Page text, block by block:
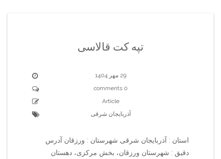
تپه کت قالاسی
29 مهر 1404
0 comments
Article
آذربایجان شرقی
استان : آذربایجان شرقی شهرستان : ورزقان آدرس
دقیق : شهرستان ورزقان، بخش مرکزی، دهستان